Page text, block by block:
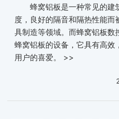
蜂窝铝板是一种常见的建
度，良好的隔音和隔热性能而
具制造等领域。而蜂窝铝板数
蜂窝铝板的设备，它具有高效
用户的喜爱。 >>